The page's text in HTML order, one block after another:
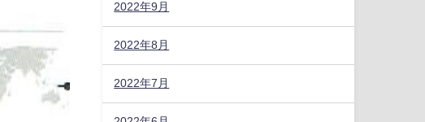
2022年9月
2022年8月
2022年7月